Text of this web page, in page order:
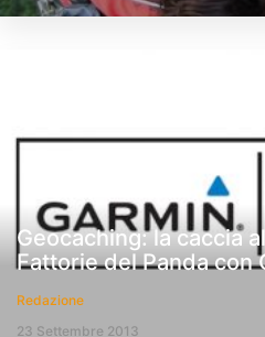
Geocaching: la caccia
Fattorie del Panda con
Redazione
23 Settembre 2013